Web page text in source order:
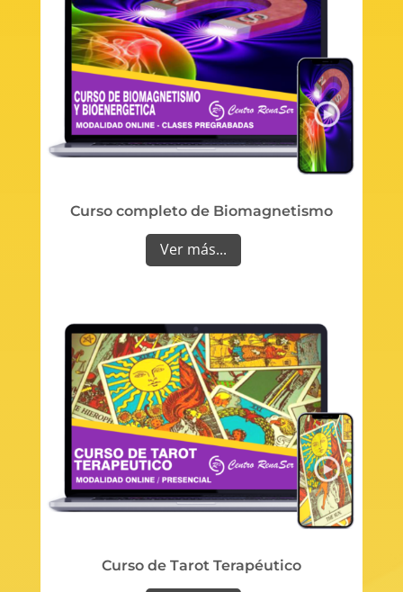
Curso completo de Biomagnetismo
Ver más...
Curso de Tarot Terapéutico